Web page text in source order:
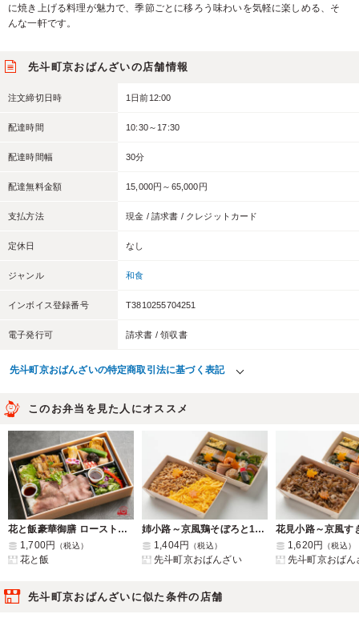
に焼き上げる料理が魅力で、季節ごとに移ろう味わいを気軽に楽しめる、そ
んな一軒です。
先斗町京おばんざいの店舗情報
注文締切日時 1日前12:00
配達時間 10:30～17:30
配達時間幅 30分
配達無料金額 15,000円～65,000円
支払方法 現金 / 請求書 / クレジットカード
定休日 なし
ジャンル 和食
インボイス登録番号 T3810255704251
電子発行可 請求書 / 領収書
先斗町京おばんざいの特定商取引法に基づく表記
このお弁当を見た人にオススメ
花と飯豪華御膳 ローストビーフ重×鶏の柚子胡椒焼き
1,700円
（税込）
花と飯
姉小路～京風鶏そぼろと15種のおばんざい～
1,404円
（税込）
先斗町京おばんざい
1,620円 （税込）
先斗町京おばん
先斗町京おばんざいに似た条件の店舗